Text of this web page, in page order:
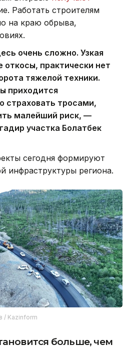
Работать строителям
на краю обрыва,
очень сложно. Узкая
откосы, практически нет
тяжелой техники.
приходится
страховать тросами,
малейший риск, —
участка Болатбек
сегодня формируют
инфраструктуры региона.
/ Kazinform
больше, чем